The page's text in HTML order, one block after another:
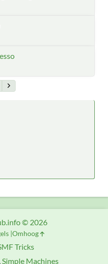
Tricks
,Simple Machines
© 2026
Omhoog